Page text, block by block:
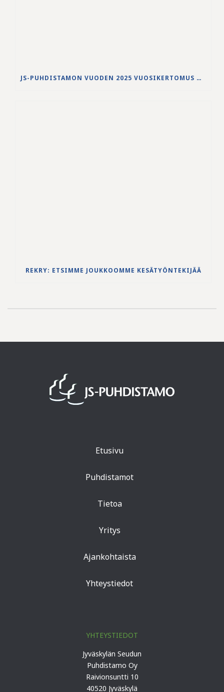
JS-PUHDISTAMON VUODEN 2025 VUOSIKERTOMUS ON JULKAISTU
REKRY: ETSIMME JOUKKOOMME KESÄTYÖNTEKIJÄÄ
Etusivu
Puhdistamot
Tietoa
Yritys
Ajankohtaista
Yhteystiedot
YHTEYSTIEDOT
Jyväskylän Seudun
Puhdistamo Oy
Raivionsuntti 10
40520 Jyväskylä